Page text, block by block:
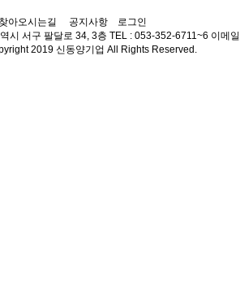
찾아오시는길 공지사항
로그인
시 서구 팔달로 34, 3층 TEL : 053-352-6711~6 이메일
2019 신동양기업 All Rights Reserved.